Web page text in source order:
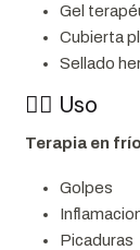
Gel
Cubierta
Sellado
👩‍⚕️ Uso
Terapia en
Golpes
Picaduras